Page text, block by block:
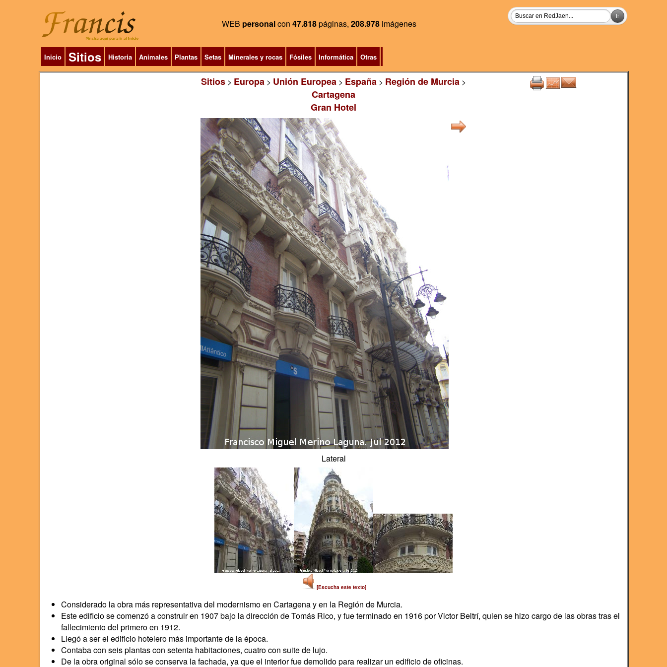
WEB personalcon 47.818páginas, 208.978 imágenes
Inicio Sitios Historia Animales Plantas Setas Minerales y rocas Fósiles Informática Otras
Sitios > Europa > Unión Europea > España > Región de Murcia >
Cartagena
Gran Hotel
Lateral
[Escucha este texto]
Considerado la obra más representativa del modernismo en Cartagena y en la Región de Murcia.
Este edificio se comenzó a construir en 1907 bajo la dirección de Tomás Rico, y fue terminado en 1916 por Victor Beltrí, quien se hizo cargo de las obras tras el
fallecimiento del primero en 1912.
Llegó a ser el edificio hotelero más importante de la época.
Contaba con seis plantas con setenta habitaciones, cuatro con suite de lujo.
De la obra original sólo se conserva la fachada, ya que el interior fue demolido para realizar un edificio de oficinas.